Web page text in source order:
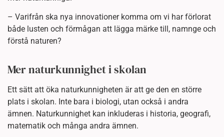
– Varifrån ska nya innovationer komma om vi har förlorat
både lusten och förmågan att lägga märke till, namnge och
förstå naturen?
Mer naturkunnighet i skolan
Ett sätt att öka naturkunnigheten är att ge den en större
plats i skolan. Inte bara i biologi, utan också i andra
ämnen. Naturkunnighet kan inkluderas i historia, geografi,
matematik och många andra ämnen.